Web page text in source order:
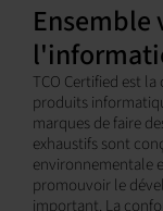
Ensemble
TCO Certified est
produits
marques de faire
exhaustifs sont
environnementale
promouvoir le
important. La